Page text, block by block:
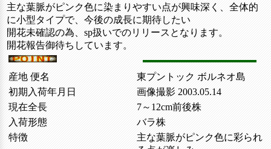
主な葉脈がピンク色に染まりやすい点が興味深く、全体的
に小型タイプで、今後の成長に期待したい
開花未確認の為、sp扱いでのリリースとなります。
開花報告御待ちしています。
産地 便名
東プントック ボルネオ島
初期入荷年月日
画像撮影 2003.05.14
現在全長
7～12cm前後株
入荷形態
バラ株
特徴
主な葉脈がピンク色に彩られ